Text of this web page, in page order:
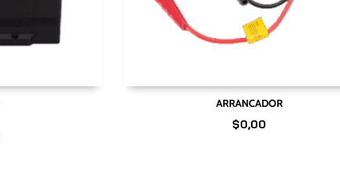
ARRANCADOR
$0,00